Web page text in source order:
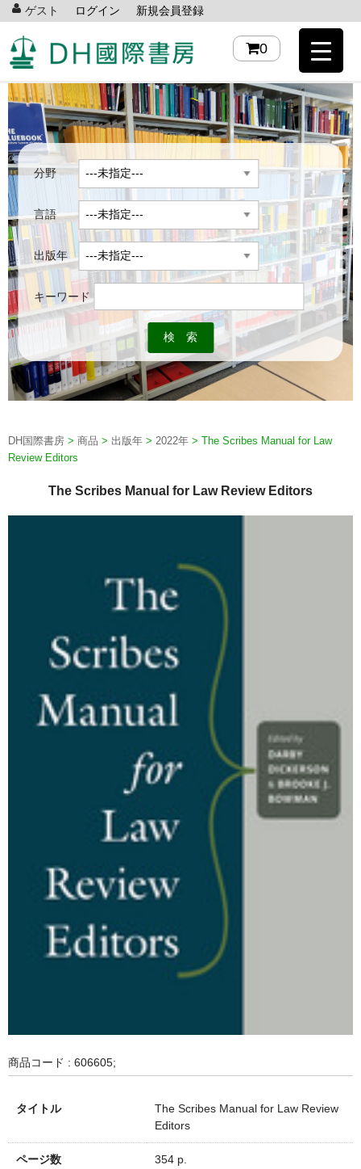
ゲスト ログイン 新規会員登録
0
分野
言語
出版年
キーワード
DH国際書房 > 商品 > 出版年 > 2022年 > The Scribes Manual for Law
Review Editors
The Scribes Manual for Law Review Editors
商品コード : 606605;
タイトル
The Scribes Manual for Law Review
Editors
ページ数 354 p.